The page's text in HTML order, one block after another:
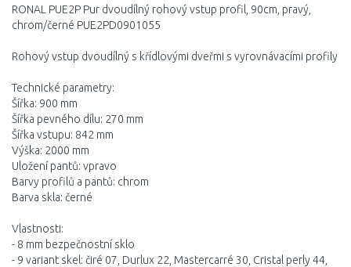
RONAL PUE2P Pur dvoudílný rohový vstup profil, 90cm, pravý,
chrom/černé PUE2PD0901055
Rohový vstup dvoudílný s křídlovými dveřmi s vyrovnávacími profily
Technické parametry:
Šířka: 900 mm
Šířka pevného dílu: 270 mm
Šířka vstupu: 842 mm
Výška: 2000 mm
Uložení pantů: vpravo
Barvy profilů a pantů: chrom
Barva skla: černé
Vlastnosti:
- 8 mm bezpečnostní sklo
- 9 variant skel: čiré 07, Durlux 22, Mastercarré 30, Cristal perly 44,